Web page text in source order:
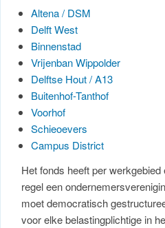
Altena / DSM
Delft West
Binnenstad
Vrijenban Wippolder
Delftse Hout / A13
Buitenhof-Tanthof
Voorhof
Schieoevers
Campus District
Het fonds heeft per
regel een
moet democratisch
voor elke belastingplichtige in